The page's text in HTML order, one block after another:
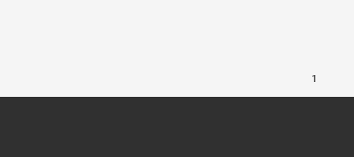
1